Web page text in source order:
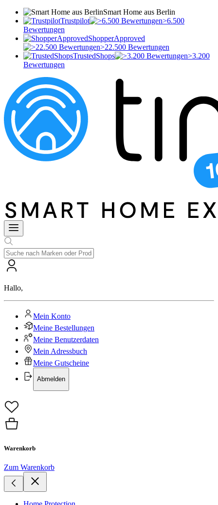
Smart Home aus Berlin
Trustpilot
>6.500
Bewertungen
ShopperApproved
>22.500 Bewertungen
TrustedShops
>3.200
Bewertungen
Hallo,
Mein Konto
Meine Bestellungen
Meine Benutzerdaten
Mein Adressbuch
Meine Gutscheine
Abmelden
Warenkorb
Zum Warenkorb